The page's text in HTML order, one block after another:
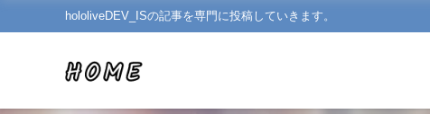
hololiveDEV_ISの記事を専門に投稿していきます。